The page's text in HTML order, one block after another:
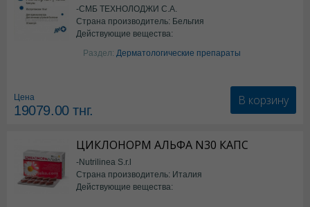
-СМБ ТЕХНОЛОДЖИ С.А.
Страна производитель: Бельгия
Действующие вещества:
Изотретиноин
Раздел: Дерматологические препараты
Цена
19079.00тнг.
В корзину
ЦИКЛОНОРМ АЛЬФА N30 КАПС
-Nutrilinea S.r.l
Страна производитель: Италия
Действующие вещества: